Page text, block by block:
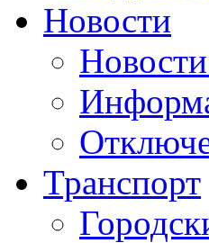
Новости
Транспорт